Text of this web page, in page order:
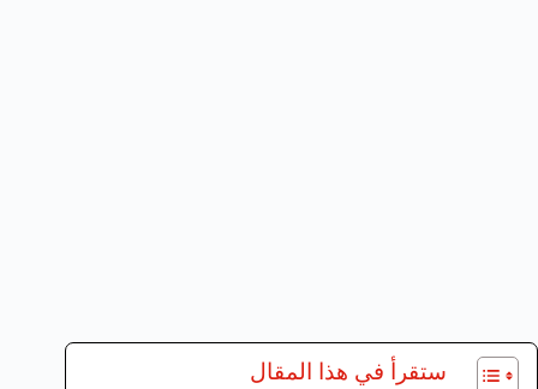
ستقرأ في هذا المقال